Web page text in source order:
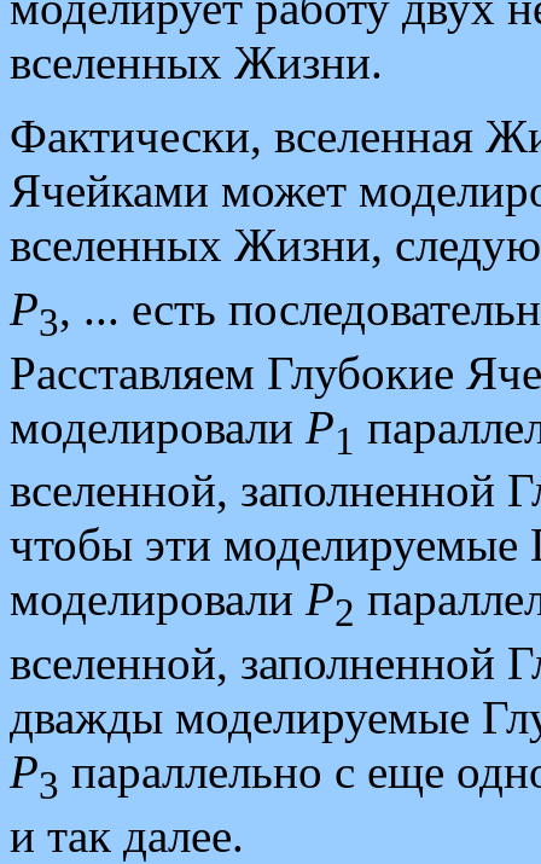
вселенных Жизни.
Фактически, вселенная
Ячейками может
вселенных Жизни,
P3, ... есть
Расставляем Глубокие
моделировали P1
вселенной, заполненной
чтобы эти моделируемые
моделировали P2
вселенной, заполненной
дважды моделируемые
P3 параллельно с еще
и так далее.